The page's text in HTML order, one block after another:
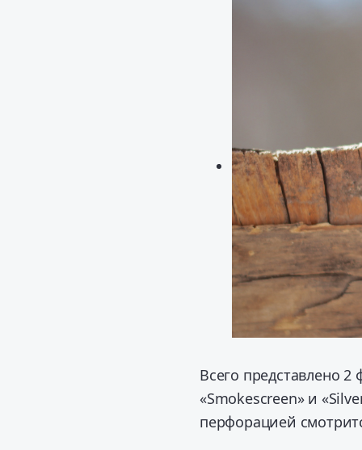
Всего представлено
«Smokescreen» и
перфорацией